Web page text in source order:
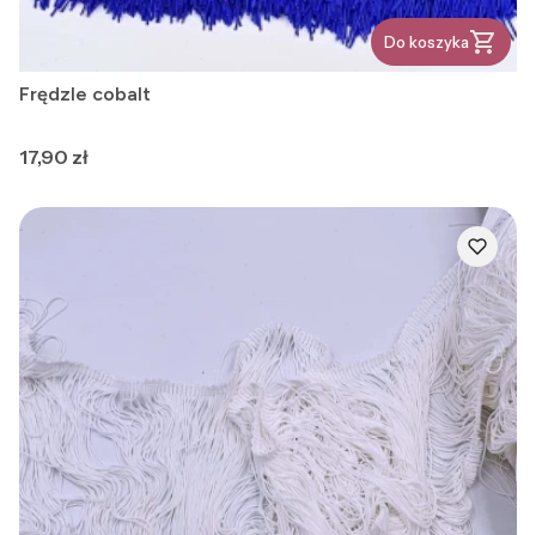
Do koszyka
Frędzle cobalt
Cena
17,90 zł